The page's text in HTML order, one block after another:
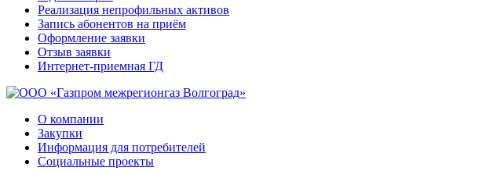
Реализация непрофильных активов
Запись абонентов на приём
Оформление заявки
Отзыв заявки
Интернет-приемная ГД
О компании
Закупки
Информация для потребителей
Социальные проекты